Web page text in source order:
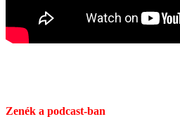
Zenék a podcast-ban